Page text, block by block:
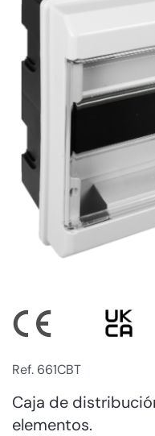
Ref. 661CBT
Caja de
elementos.